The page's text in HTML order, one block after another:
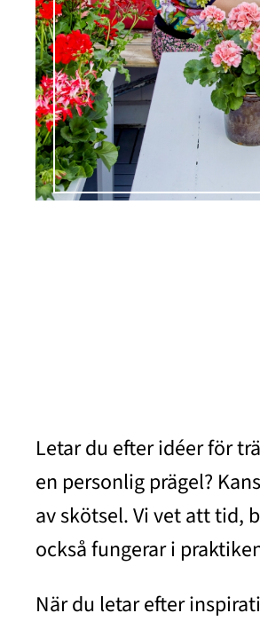
Letar du efter idéer för
en personlig prägel?
av skötsel. Vi vet att tid,
också fungerar i
När du letar efter